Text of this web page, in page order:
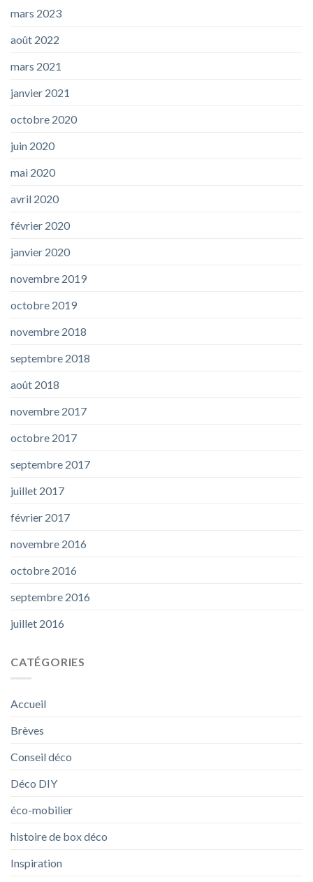
mars 2023
août 2022
mars 2021
janvier 2021
octobre 2020
juin 2020
mai 2020
avril 2020
février 2020
janvier 2020
novembre 2019
octobre 2019
novembre 2018
septembre 2018
août 2018
novembre 2017
octobre 2017
septembre 2017
juillet 2017
février 2017
novembre 2016
octobre 2016
septembre 2016
juillet 2016
CATÉGORIES
Accueil
Brèves
Conseil déco
Déco DIY
éco-mobilier
histoire de box déco
Inspiration